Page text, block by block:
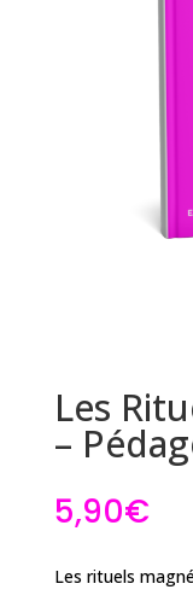
Les
–
5,90€
Les rituels